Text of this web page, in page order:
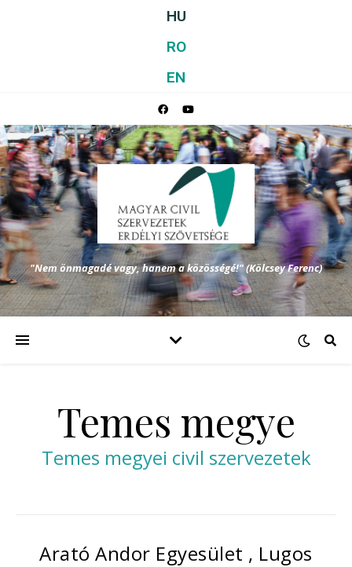
HU
RO
EN
"Nem önmagadé vagy, hanem a közösségé!" (Kölcsey Ferenc)
Temes megye
Temes megyei civil szervezetek
Arató Andor Egyesület , Lugos